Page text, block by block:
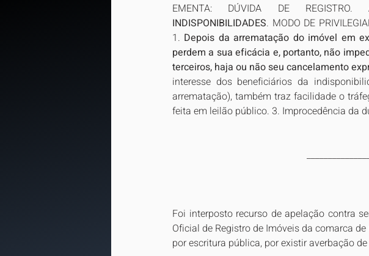
EMENTA: DÚVIDA DE REGISTRO.
INDISPONIBILIDADES. MODO DE
1. Depois da arrematação do imóvel em
perdem a sua eficácia e, portanto, não
terceiros, haja ou não seu cancelamento
interesse dos beneficiários da
arrematação), também traz facilidade o
feita em leilão público. 3. Improcedência da
Foi interposto recurso de apelação contra
Oficial de Registro de Imóveis da comarca
por escritura pública, por existir averbação